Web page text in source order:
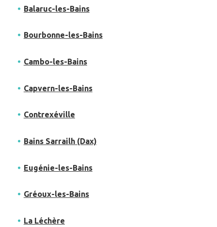
Balaruc-les-Bains
Bourbonne-les-Bains
Cambo-les-Bains
Capvern-les-Bains
Contrexéville
Bains Sarrailh (Dax)
Eugénie-les-Bains
Gréoux-les-Bains
La Léchère